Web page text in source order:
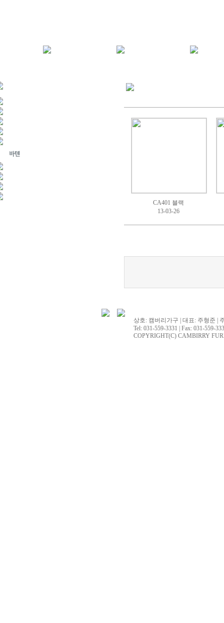
CA401 블랙
13-03-26
상호: 캠버리가구 | 대표: 주형준 |
Tel: 031-559-3331 | Fax: 031-559-
COPYRIGHT(C) CAMBIRRY